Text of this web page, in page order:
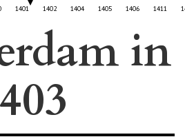
1401 1402 1404 1405 1406 1411
in